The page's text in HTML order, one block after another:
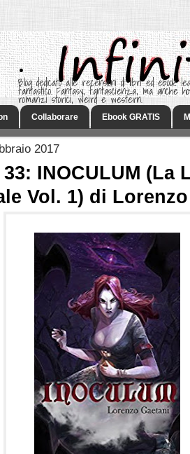
.
Blog dedicato alle recensioni di libri ed ebook
fantastico. Fantasy, fantascienza, ma anche
romanzi storici, weird e western.
Collaborare Ebook GRATIS
2017
INOCULUM (La
Vol. 1) di